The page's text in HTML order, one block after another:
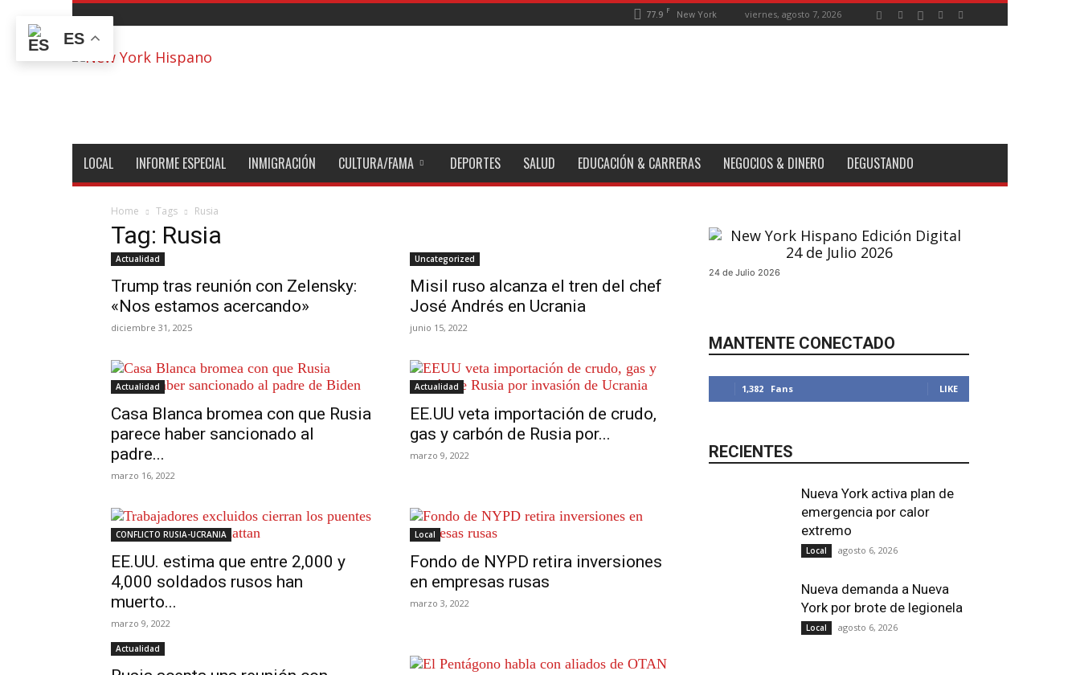
77.9 F New York viernes, agosto 7, 2026
New
LOCAL INFORME ESPECIAL INMIGRACIÓN CULTURA/FAMA DEPORTES SALUD EDUCACIÓN & CARRERAS NEGOCIOS & DINERO DEGUSTANDO
Home Tags Rusia
Tag: Rusia
Actualidad
Trump tras reunión con Zelensky:
«Nos estamos acercando»
diciembre 31, 2025
Uncategorized
Misil ruso alcanza el tren del chef
José Andrés en Ucrania
junio 15, 2022
Actualidad
Casa Blanca bromea con que Rusia
parece haber sancionado al
padre...
marzo 16, 2022
Actualidad
EE.UU veta importación de crudo,
gas y carbón de Rusia por...
marzo 9, 2022
CONFLICTO RUSIA-UCRANIA
EE.UU. estima que entre 2,000 y
4,000 soldados rusos han
muerto...
marzo 9, 2022
Local
Fondo de NYPD retira inversiones
en empresas rusas
marzo 3, 2022
Actualidad
24 de Julio 2026
MANTENTE CONECTADO
1,382 Fans LIKE
RECIENTES
Nueva York activa plan de
emergencia por calor
extremo
Local agosto 6, 2026
Nueva demanda a Nueva
York por brote de legionela
Local agosto 6, 2026
ES